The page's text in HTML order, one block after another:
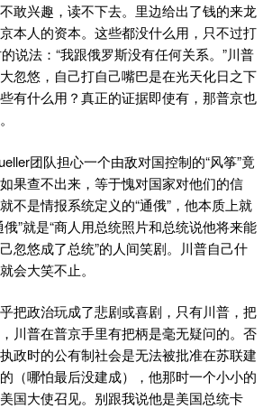
敢兴趣，读不下去。里边给出了钱的来龙
本人的资本。这些都没什么用，只不过打
说法：“我跟俄罗斯没有任何关系。”川普
忽悠，自己打自己嘴巴是在光天化日之下
有什么用？真正的证据即使有，那普京也
团队担心一个由敌对国控制的“风筝”竟
果查不出来，等于愧对国家对他们的信
不是情报系统定义的“通俄”，他本质上就
”就是“商人用总统照片和总统说他将来能
忽悠成了总统”的人间笑剧。川普自己什
会大笑不止。
把政治玩成了悲剧或喜剧，只有川普，把
川普在普京手里有把柄是毫无疑问的。否
政时的公有制社会是无法被批准在苏联建
（哪怕最后没建成），他那时一个小小的
国大使召见。别跟我说他是美国总统卡